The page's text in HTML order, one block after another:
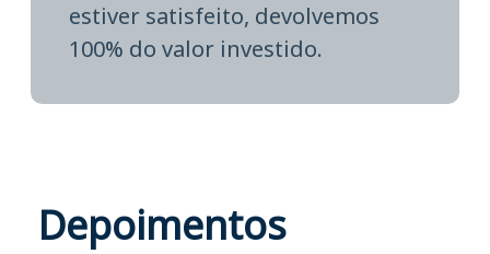
estiver satisfeito, devolvemos
100% do valor investido.
Depoimentos